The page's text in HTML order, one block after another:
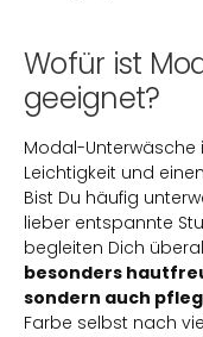
Wofür ist
geeignet?
Modal-Unterwäsche
Leichtigkeit und
Bist Du häufig
lieber entspannte
begleiten Dich
besonders
sondern auch
Farbe selbst nach